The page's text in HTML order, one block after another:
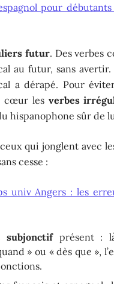
pour
futur. Des verbes
au futur, sans
a dérapé. Pour
cœur les verbes
hispanophone sûr de
qui jonglent avec
cesse :
univ Angers : les
subjonctifprésent :
» ou « dès que »,